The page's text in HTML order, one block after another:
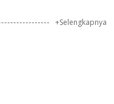
+Selengkapnya